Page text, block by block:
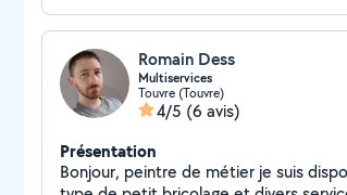
Romain Dess
Multiservices
Touvre (Touvre)
4/5 (6 avis)
Présentation
Bonjour, peintre de métier je suis